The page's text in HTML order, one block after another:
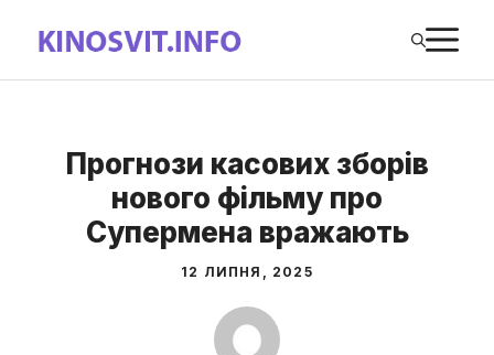
вмісту
Прогнози касових зборів
нового фільму про
Супермена вражають
12 ЛИПНЯ, 2025